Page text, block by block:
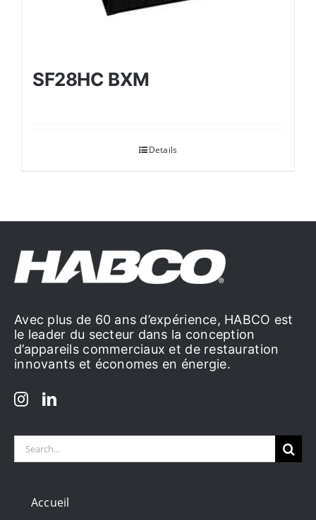
SF28HC BXM
Details
Avec plus de 60 ans d’expérience, HABCO est
le leader du secteur dans la conception
d’appareils commerciaux et de restauration
innovants et économes en énergie.
Search
Accueil